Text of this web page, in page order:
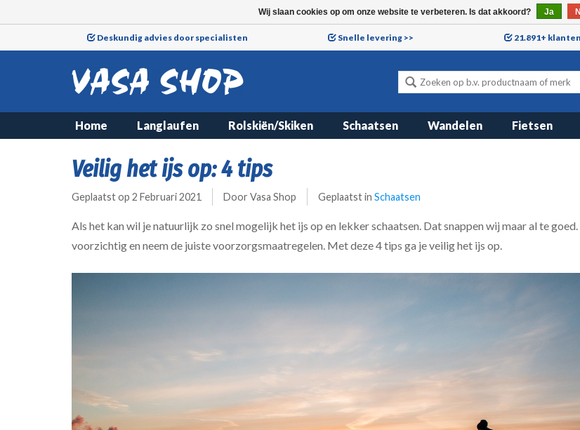
Deskundig advies door specialisten Snelle levering >> 21.891+
Home Langlaufen Rolskiën/Skiken Schaatsen Wandelen Fietsen
Veilig het ijs op: 4 tips
Geplaatst op 2 Februari 2021 Door Vasa Shop Geplaatst in Schaatsen
Als het kan wil je natuurlijk zo snel mogelijk het ijs op en lekker schaatsen. Dat snappen wij maar al te
voorzichtig en neem de juiste voorzorgsmaatregelen. Met deze 4 tips ga je veilig het ijs op.
Wij slaan cookies op om onze website te verbeteren. Is dat akkoord? Ja